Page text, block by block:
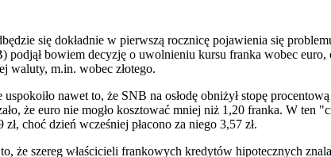
się dokładnie w pierwszą rocznicę pojawienia się
podjął bowiem decyzję o uwolnieniu kursu franka wobec
waluty, m.in. wobec złotego.
nawet to, że SNB na osłodę obniżył stopę
że euro nie mogło kosztować mniej niż 1,20 franka. W ten
choć dzień wcześniej płacono za niego 3,57 zł.
że szereg właścicieli frankowych kredytów hipotecznych